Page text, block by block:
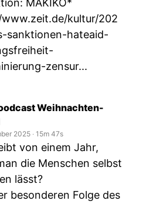
MAKIKO*
kultur/202
sanktionen-hateaid-
zensur...
Weihnachten-
2025 ‧ 15m 47s
von einem Jahr,
die Menschen selbst
lässt?
besonderen Folge des